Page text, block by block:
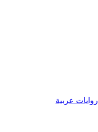
روايات عربية